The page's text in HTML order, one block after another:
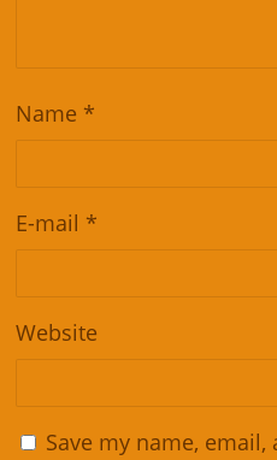
Name *
E-mail *
Website
Save my name,